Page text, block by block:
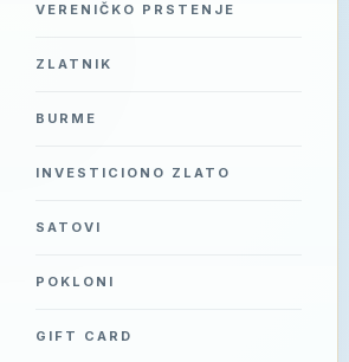
VERENIČKO PRSTENJE
ZLATNIK
BURME
INVESTICIONO ZLATO
SATOVI
POKLONI
GIFT CARD